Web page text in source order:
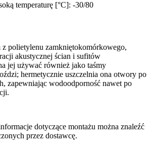
temperaturę [°C]: -30/80
z polietylenu zamkniętokomórkowego,
akustycznej ścian i sufitów
jej używać również jako taśmy
hermetycznie uszczelnia ona otwory po
zapewniając wodoodporność nawet po
dotyczące montażu można znaleźć
przez dostawcę.